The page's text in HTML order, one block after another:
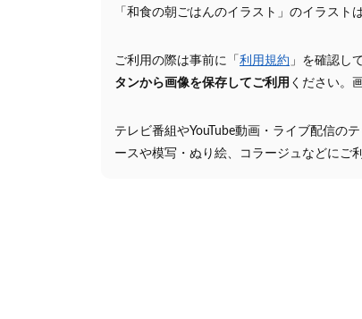
「和食の朝ごはんのイラスト」のイラスト
ご利用の際は事前に「 利用規約 」を確認し
タンから画像を保存してご利用 ください。
テレビ番組やYouTube動画・ライブ配信の
ースや模写・ぬり絵、コラージュなどにご